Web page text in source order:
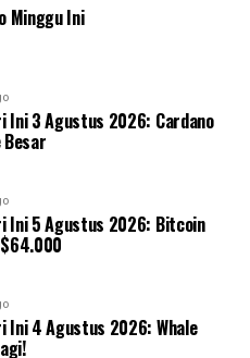
Minggu Ini
Ini 3 Agustus 2026: Cardano
Ini 5 Agustus 2026: Bitcoin
Ini 4 Agustus 2026: Whale